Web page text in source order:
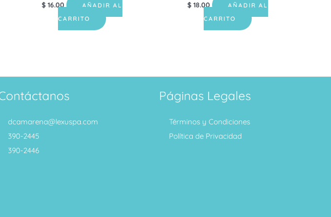
$16.00
AÑADIR AL
CARRITO
$18.00
AÑADIR AL
CARRITO
dcamarena@lexuspa.com
390-2445
390-2446
Páginas Legales
Términos y Condiciones
Política de Privacidad